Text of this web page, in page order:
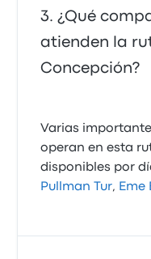
¿Qué
atienden la
Concepción?
Varias
operan en esta
disponibles por
Pullman Tur, Eme